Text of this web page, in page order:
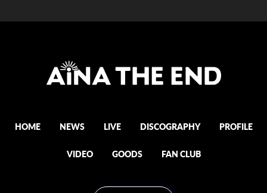
HOME NEWS LIVE DISCOGRAPHY PROFILE
VIDEO GOODS FAN CLUB